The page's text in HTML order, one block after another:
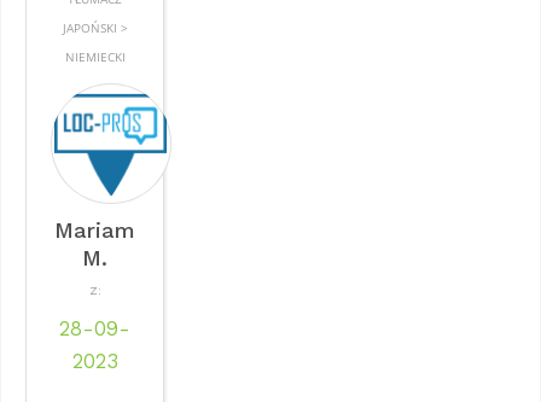
JAPOŃSKI >
NIEMIECKI
Mariam
M.
Z:
28-09-
2023